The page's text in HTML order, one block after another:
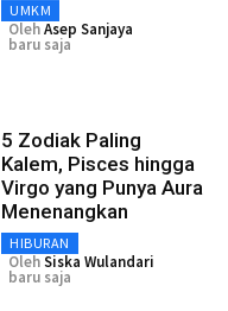
UMKM
OlehAsep Sanjaya
baru saja
5 Zodiak Paling
Kalem, Pisces hingga
Virgo yang Punya Aura
Menenangkan
HIBURAN
OlehSiska Wulandari
baru saja